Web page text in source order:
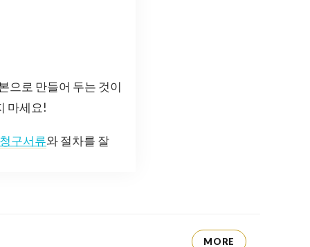
으로 만들어 두는 것이
마세요!
구서류와 절차를 잘
MORE